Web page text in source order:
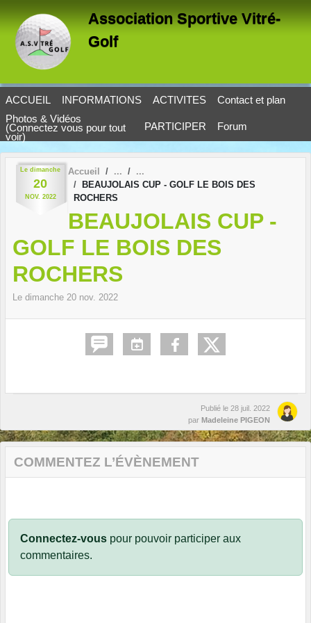
Association Sportive Vitré-
Golf
ACCUEIL INFORMATIONS ACTIVITES
Contact et plan
Photos & Vidéos
(Connectez vous pour tout
voir)
PARTICIPER Forum
Le dimanche
20
NOV. 2022
Accueil
BEAUJOLAIS CUP - GOLF LE BOIS DES
ROCHERS
BEAUJOLAIS CUP -
GOLF LE BOIS DES
ROCHERS
Le dimanche 20 nov. 2022
Publié le 28 juil. 2022
par Madeleine PIGEON
COMMENTEZ L’ÉVÈNEMENT
Connectez-vous pour pouvoir participer aux
commentaires.